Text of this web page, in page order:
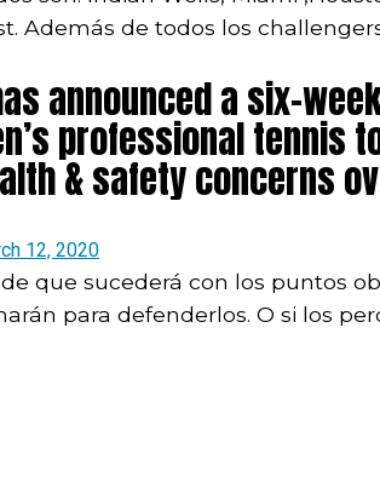
Además de todos los
announced a six-
professional tennis
& safety concerns
12, 2020
que sucederá con los puntos
para defenderlos. O si los